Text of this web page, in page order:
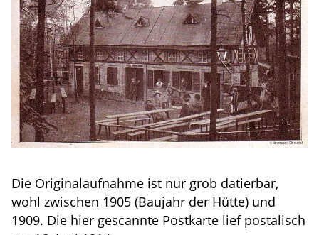
Die Originalaufnahme ist nur grob datierbar,
wohl zwischen 1905 (Baujahr der Hütte) und
1909. Die hier gescannte Postkarte lief postalisch